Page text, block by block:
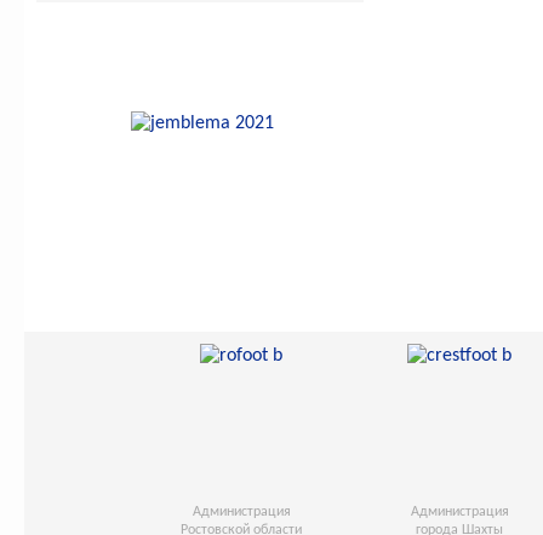
Администрация
Ростовской области
Администрация
города Шахты